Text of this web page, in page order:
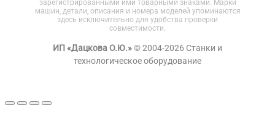
зарегистрированными ими товарными знаками. Марки
машин, детали, описания и номера моделей упоминаются
здесь исключительно для удобства проверки
совместимости.
ИП «Дацкова О.Ю.»© 2004-2026 Станки и
технологическое оборудование